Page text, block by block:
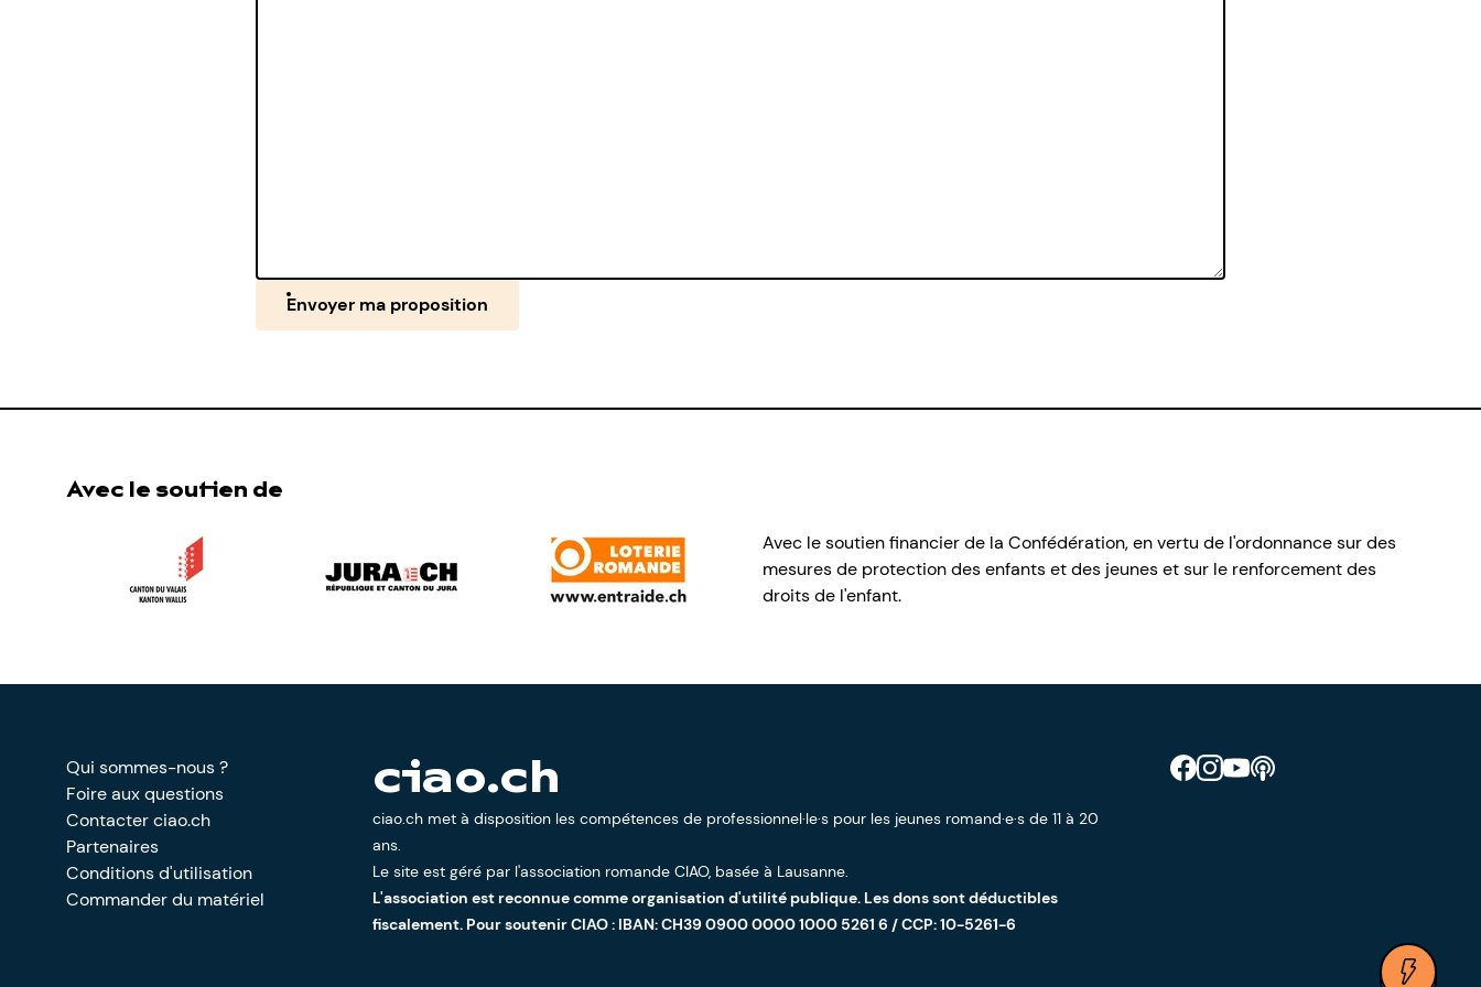
Envoyer ma proposition
Avec le soutien de
Avec le soutien financier de la Confédération, en vertu de l'ordonnance sur des
mesures de protection des enfants et des jeunes et sur le renforcement des
droits de l'enfant.
Retrouve CIAO sur Facebook
Retrouve CIAO sur Instagram
Retrouve CIAO sur YouTube
Découvre notre podcast
Qui sommes-nous ?
Foire aux questions
Contacter ciao.ch
Partenaires
Conditions d'utilisation
Commander du matériel
ciao.ch
ciao.ch met à disposition les compétences de professionnel·le·s pour les jeunes romand·e·s de 11 à 20
ans.
Le site est géré par l'association romande CIAO, basée à Lausanne.
L'association est reconnue comme organisation d'utilité publique. Les dons sont déductibles
fiscalement. Pour soutenir CIAO : IBAN: CH39 0900 0000 1000 5261 6 / CCP: 10-5261-6